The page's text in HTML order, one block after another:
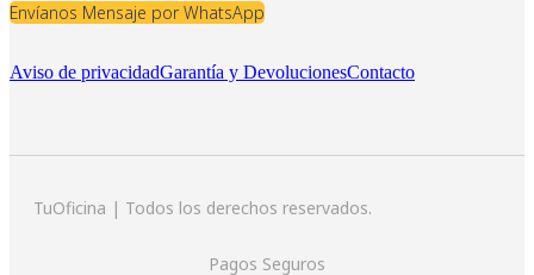
Envíanos Mensaje por WhatsApp
Aviso de privacidadGarantía y DevolucionesContacto
TuOficina | Todos los derechos reservados.
Pagos Seguros